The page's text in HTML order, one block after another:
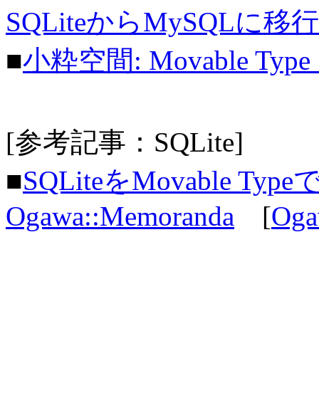
SQLiteからMySQLに移
■小粋空間: Movable Type
[参考記事：SQLite]
■SQLiteをMovable Type
Ogawa::Memoranda [